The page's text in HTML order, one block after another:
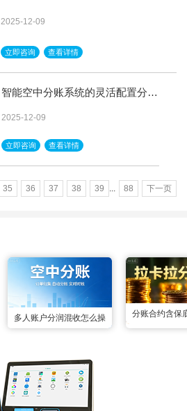
2025-12-09
立即咨询 查看详情
智能空中分账系统的灵活配置分账
2025-12-09
立即咨询 查看详情
35 36 37 38 39 88 下一页
多人账户分润混收怎么操
很多联营场景里都遇到过多
账户资金混收的难题：一笔
订单的收款账户同时绑定了
分账合约含保